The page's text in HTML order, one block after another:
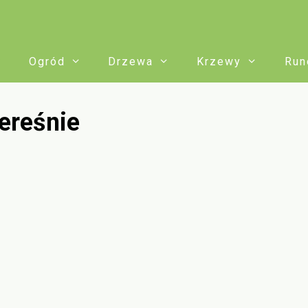
Ogród Drzewa Krzewy